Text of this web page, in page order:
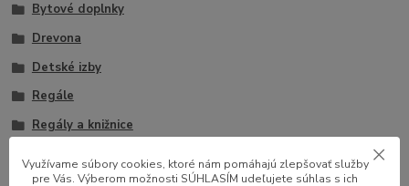
Bytové doplnky
Drevona
Detské izby
Regále
Regály a knižnice
Využívame súbory cookies, ktoré nám pomáhajú zlepšovať služby
pre Vás. Výberom možnosti SÚHLASÍM udeľujete súhlas s ich